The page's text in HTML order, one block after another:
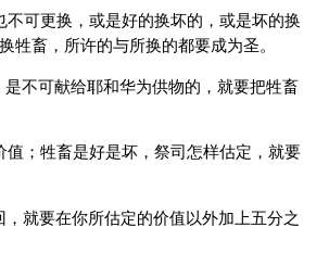
不可更换，或是好的换坏的，或是坏的换
牲畜，所许的与所换的都要成为圣。
是不可献给耶和华为供物的，就要把牲畜
值；牲畜是好是坏，祭司怎样估定，就要
就要在你所估定的价值以外加上五分之